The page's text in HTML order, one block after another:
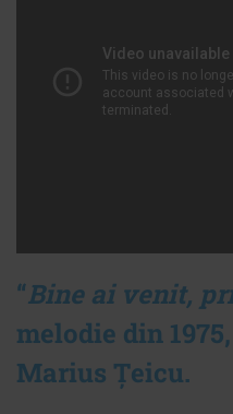
“Bine ai venit,
melodie din
Marius Țeicu.